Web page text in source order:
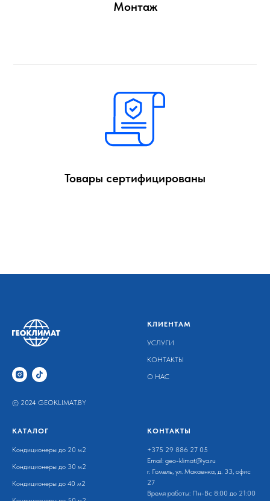
Монтаж
Товары сертифицированы
© 2024 GEOKLIMAT.BY
КЛИЕНТАМ
УСЛУГИ
КОНТАКТЫ
О НАС
КАТАЛОГ
Кондиционеры до 20 м2
Кондиционеры до 30 м2
Кондиционеры до 40 м2
КОНТАКТЫ
+375 29 886 27 05
Email: geo-klimat@ya.ru
г. Гомель, ул. Макаенка, д. 33, офис
27
Время работы: Пн-Вс 8:00 до 21:00